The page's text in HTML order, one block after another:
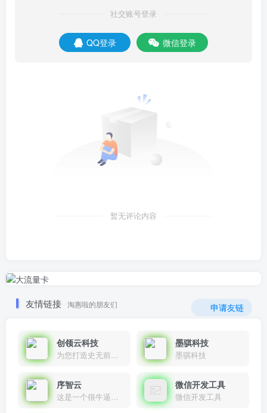
社交账号登录
QQ登录 微信登录
暂无评论内容
友情链接 淘惠啦的朋友们 申请友链
创领云科技
为您打造史无前例的应用产品带您认识新时代产品的创新
墨骐科技
墨骐科技
序智云
这是一个很牛逼的开发者，要开发找他准行！
微信开发工具
微信开发工具